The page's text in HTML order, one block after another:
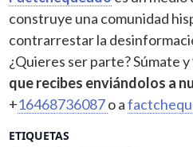
ETIQUETAS
construye una comunidad
contrarrestar la
¿Quieres ser parte? Súmate y
que recibes enviándolos a
+16468736087o a